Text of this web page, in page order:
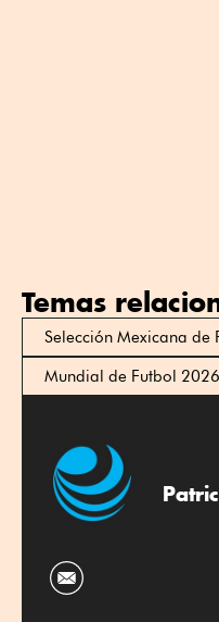
Temas
Selección Mexicana de
Mundial de Futbol 2026